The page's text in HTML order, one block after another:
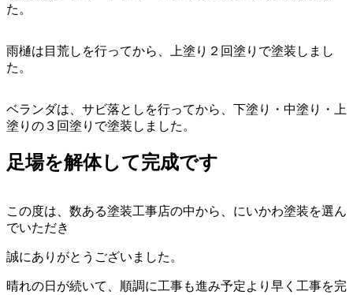
た。
雨樋は目荒しを行ってから、上塗り２回塗りで塗装しまし
た。
ベランダは、サビ落としを行ってから、下塗り・中塗り・上
塗りの３回塗りで塗装しました。
足場を解体して完成です
この度は、数ある塗装工事店の中から、にいかわ塗装を選ん
でいただき
誠にありがとうございました。
晴れの日が続いて、順調に工事も進み予定より早く工事を完